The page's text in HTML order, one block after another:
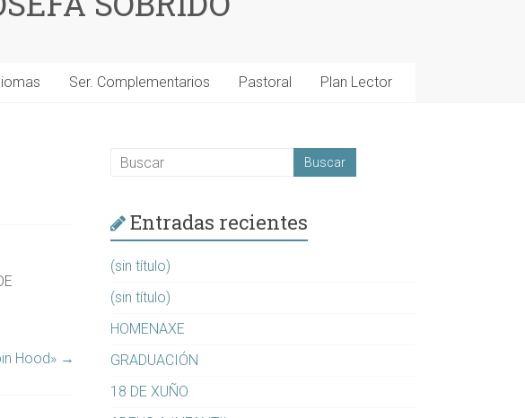
Ser. Complementarios Pastoral Plan Lector
Hood» →
Entradas recientes
(sin título)
(sin título)
HOMENAXE
GRADUACIÓN
18 DE XUÑO